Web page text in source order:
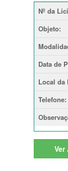
Nº da
Objeto:
Data de
Local da
Telefone:
Ver